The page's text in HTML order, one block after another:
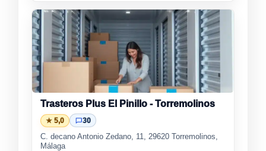
Trasteros Plus El Pinillo - Torremolinos
★ 5,0
30
C. decano Antonio Zedano, 11, 29620 Torremolinos,
Málaga